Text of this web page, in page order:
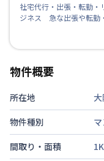
社宅代行・出張・転勤
ジネス 急な出張や転勤
物件概要
所在地
物件種別
間取り・面積
1K